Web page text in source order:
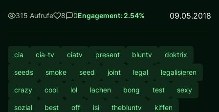
315 Aufrufe 8 0Engagement: 2.54% 09.05.2018
cia cia-tv ciatv present bluntv doktrix
seeds smoke seed joint legal legalisieren
crazy cool lol lachen bong test sexy
sozial best off isi thebluntv kiffen